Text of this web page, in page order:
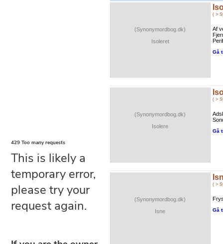
(Synonymordbog.dk)
Isoleret
( >
Af
Gå
(Synonymordbog.dk)
Isolere
( >
Gå
(Synonymordbog.dk)
Isne
( >
Gå